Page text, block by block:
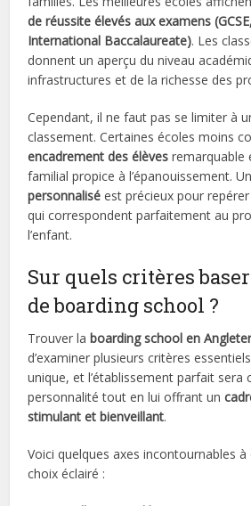
de réussite élevés aux examens
International Baccalaureate). Les
donnent un aperçu du niveau
infrastructures et de la richesse des
Cependant, il ne faut pas se limiter à
classement. Certaines écoles moins
encadrement des élèves remarquable
familial propice à l’épanouissement.
personnalisé est précieux pour
qui correspondent parfaitement au
l’enfant.
Sur quels critères
de boarding school ?
Trouver laboarding school en
d’examiner plusieurs critères
unique, et l’établissement parfait sera
personnalité tout en lui offrant un
stimulant et bienveillant.
Voici quelques axes incontournables
choix éclairé :